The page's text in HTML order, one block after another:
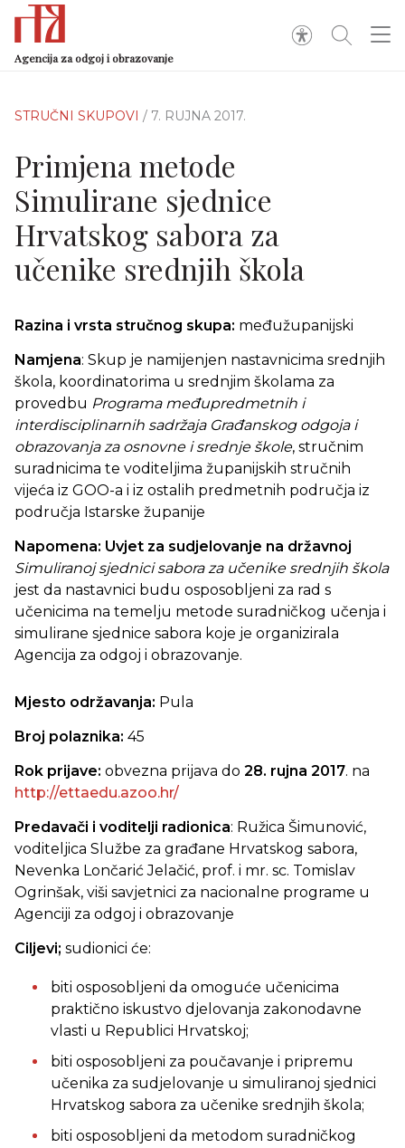
Agencija za odgoj i obrazovanje
STRUČNI SKUPOVI / 7. RUJNA 2017.
Primjena metode
Simulirane sjednice
Hrvatskog sabora za
učenike srednjih škola
Razina i vrsta stručnog skupa: međužupanijski
Namjena: Skup je namijenjen nastavnicima srednjih
škola, koordinatorima u srednjim školama za
provedbu Programa međupredmetnih i
interdisciplinarnih sadržaja Građanskog odgoja i
obrazovanja za osnovne i srednje škole, stručnim
suradnicima te voditeljima županijskih stručnih
vijeća iz GOO-a i iz ostalih predmetnih područja iz
područja Istarske županije
Napomena: Uvjet za sudjelovanje na državnoj
Simuliranoj sjednici sabora za učenike srednjih škola
jest da nastavnici budu osposobljeni za rad s
učenicima na temelju metode suradničkog učenja i
simulirane sjednice sabora koje je organizirala
Agencija za odgoj i obrazovanje.
Mjesto održavanja: Pula
Broj polaznika: 45
Rok prijave: obvezna prijava do 28. rujna 2017. na
http://ettaedu.azoo.hr/
Predavači i voditelji radionica: Ružica Šimunović,
voditeljica Službe za građane Hrvatskog sabora,
Nevenka Lončarić Jelačić, prof. i mr. sc. Tomislav
Ogrinšak, viši savjetnici za nacionalne programe u
Agenciji za odgoj i obrazovanje
Ciljevi; sudionici će:
biti osposobljeni da omoguće učenicima
praktično iskustvo djelovanja zakonodavne
vlasti u Republici Hrvatskoj;
biti osposobljeni za poučavanje i pripremu
učenika za sudjelovanje u simuliranoj sjednici
Hrvatskog sabora za učenike srednjih škola;
biti osposobljeni da metodom suradničkog